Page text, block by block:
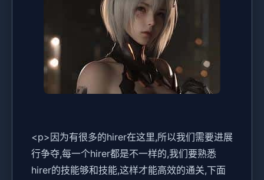
<p>因为有很多的hirer在这里,所以我们需要进展
行争夺,每一个hirer都是不一样的,我们要熟悉
hirer的技能够和技能,这样才能高效的通关,下面